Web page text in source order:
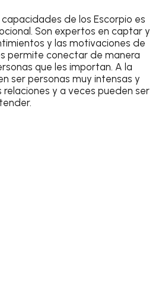
capacidades de losEscorpio es
Son expertos en captar y
y las motivaciones de
permite conectar de manera
que les importan. A la
ser personas muy intensas y
relaciones y a veces pueden ser